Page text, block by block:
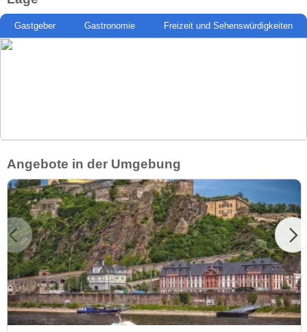
Gastgeber Gastronomie Freizeit und Sehenswürdigkeiten
Angebote in der Umgebung